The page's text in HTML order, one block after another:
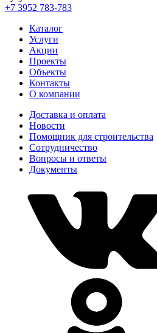
+7 3952 783-783
Каталог
Услуги
Акции
Проекты
Объекты
Контакты
О компании
Доставка и оплата
Новости
Помощник для строительства
Сотрудничество
Вопросы и ответы
Документы